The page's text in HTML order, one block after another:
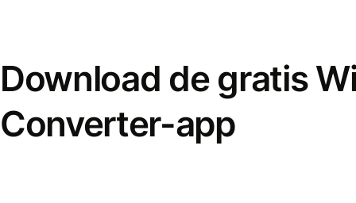
Download de gratis
Converter-app